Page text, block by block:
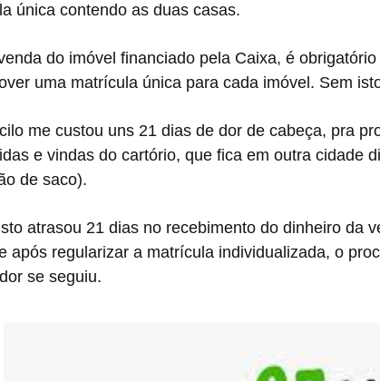
única contendo as duas casas.
do imóvel financiado pela Caixa, é
uma matrícula única para cada imóvel. Sem
me custou uns 21 dias de dor de cabeça, pra
e vindas do cartório, que fica em outra cidade
de saco).
atrasou 21 dias no recebimento do dinheiro da
após regularizar a matrícula individualizada, o
se seguiu.